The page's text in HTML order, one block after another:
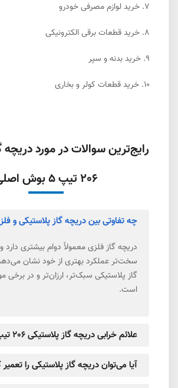
7. خرید لوازم مصرفی خودرو
8. خرید قطعات برقی الکترونیکی
9. خرید بدنه و سپر
10. خرید قطعات کولر و بخاری
رایج‌ترین سوالات در مورد دریچه
206 تیپ 5 بوش اصلی
چه تفاوتی بین دریچه گاز پلاستیکی و
دریچه گاز فلزی معمولاً دوام بیشتری دارد
سخت‌تر عملکرد بهتری از خود نشان
گاز پلاستیکی سبک‌تر، ارزان‌تر و در برخی
است.
علائم خرابی دریچه گاز پلاستیکی 206 تیپ 5 چیست؟
آیا می‌توان دریچه گاز پلاستیکی را تعمیر